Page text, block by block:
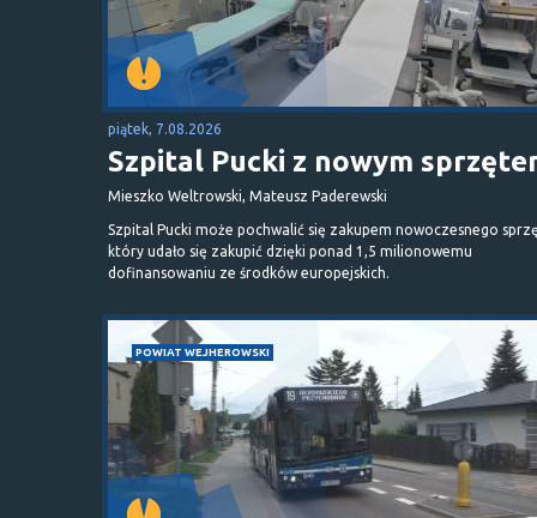
piątek, 7.08.2026
Szpital Pucki z nowym
Mieszko Weltrowski, Mateusz Paderewski
Szpital Pucki może pochwalić się zakupem nowoczesnego
który udało się zakupić dzięki ponad 1,5 milionowemu
dofinansowaniu ze środków europejskich.
POWIAT WEJHEROWSKI